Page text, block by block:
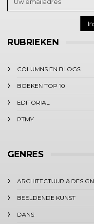
RUBRIEKEN
COLUMNS EN BLOGS
BOEKEN TOP 10
EDITORIAL
PTMY
GENRES
ARCHITECTUUR & DESIGN
BEELDENDE KUNST
DANS